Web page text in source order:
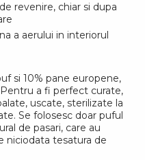
revenire, chiar si dupa
a aerului in interiorul
si 10% pane europene,
a fi perfect curate,
uscate, sterilizate la
Se folosesc doar puful
de pasari, care au
niciodata tesatura de